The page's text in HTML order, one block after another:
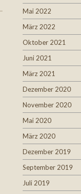
Mai 2022
März 2022
Oktober 2021
Juni 2021
März 2021
Dezember 2020
November 2020
Mai 2020
März 2020
Dezember 2019
September 2019
Juli 2019